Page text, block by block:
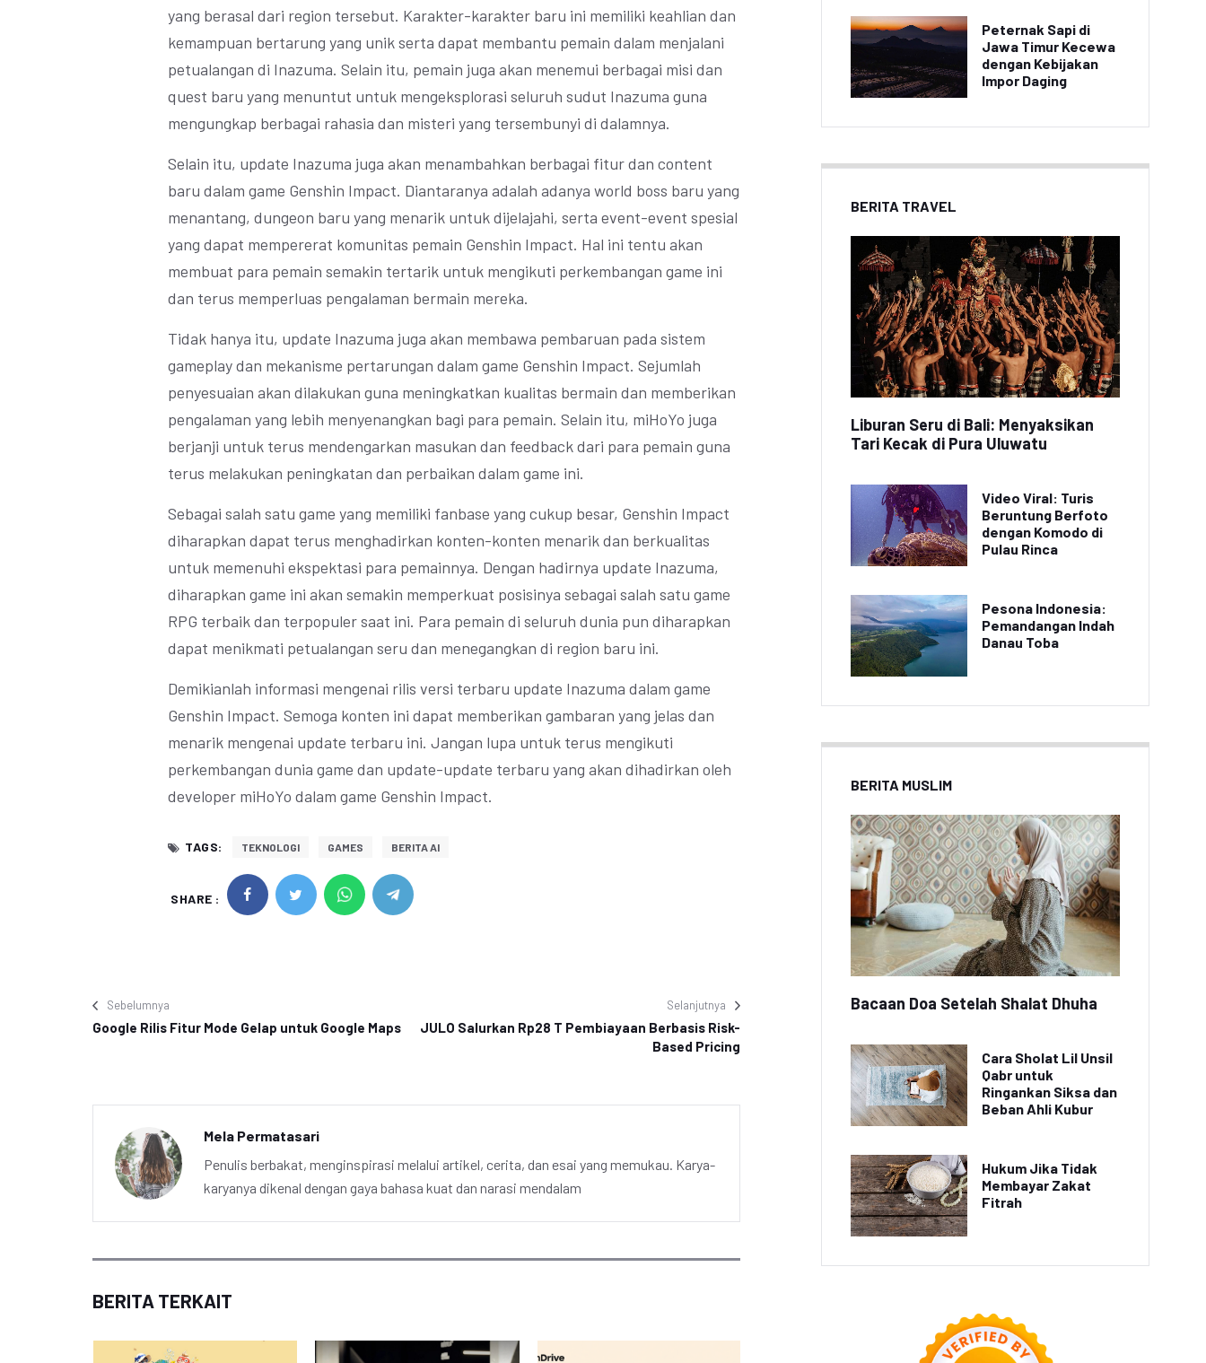
yang berasal dari region tersebut. Karakter-karakter baru ini memiliki keahlian dan
kemampuan bertarung yang unik serta dapat membantu pemain dalam menjalani
petualangan di Inazuma. Selain itu, pemain juga akan menemui berbagai misi dan
quest baru yang menuntut untuk mengeksplorasi seluruh sudut Inazuma guna
mengungkap berbagai rahasia dan misteri yang tersembunyi di dalamnya.
Selain itu, update Inazuma juga akan menambahkan berbagai fitur dan content
baru dalam game Genshin Impact. Diantaranya adalah adanya world boss baru yang
menantang, dungeon baru yang menarik untuk dijelajahi, serta event-event spesial
yang dapat mempererat komunitas pemain Genshin Impact. Hal ini tentu akan
membuat para pemain semakin tertarik untuk mengikuti perkembangan game ini
dan terus memperluas pengalaman bermain mereka.
Tidak hanya itu, update Inazuma juga akan membawa pembaruan pada sistem
gameplay dan mekanisme pertarungan dalam game Genshin Impact. Sejumlah
penyesuaian akan dilakukan guna meningkatkan kualitas bermain dan memberikan
pengalaman yang lebih menyenangkan bagi para pemain. Selain itu, miHoYo juga
berjanji untuk terus mendengarkan masukan dan feedback dari para pemain guna
terus melakukan peningkatan dan perbaikan dalam game ini.
Sebagai salah satu game yang memiliki fanbase yang cukup besar, Genshin Impact
diharapkan dapat terus menghadirkan konten-konten menarik dan berkualitas
untuk memenuhi ekspektasi para pemainnya. Dengan hadirnya update Inazuma,
diharapkan game ini akan semakin memperkuat posisinya sebagai salah satu game
RPG terbaik dan terpopuler saat ini. Para pemain di seluruh dunia pun diharapkan
dapat menikmati petualangan seru dan menegangkan di region baru ini.
Demikianlah informasi mengenai rilis versi terbaru update Inazuma dalam game
Genshin Impact. Semoga konten ini dapat memberikan gambaran yang jelas dan
menarik mengenai update terbaru ini. Jangan lupa untuk terus mengikuti
perkembangan dunia game dan update-update terbaru yang akan dihadirkan oleh
developer miHoYo dalam game Genshin Impact.
TAGS: TEKNOLOGI GAMES BERITA AI
SHARE :
Sebelumnya
Google Rilis Fitur Mode Gelap untuk Google Maps
Selanjutnya
JULO Salurkan Rp28 T Pembiayaan Berbasis Risk-
Based Pricing
Mela Permatasari
Penulis berbakat, menginspirasi melalui artikel, cerita, dan esai yang memukau. Karya-
karyanya dikenal dengan gaya bahasa kuat dan narasi mendalam
BERITA TERKAIT
Peternak Sapi di
Jawa Timur Kecewa
dengan Kebijakan
Impor Daging
BERITA TRAVEL
Liburan Seru di Bali: Menyaksikan
Tari Kecak di Pura Uluwatu
Video Viral: Turis
Beruntung Berfoto
dengan Komodo di
Pulau Rinca
Pesona Indonesia:
Pemandangan Indah
Danau Toba
BERITA MUSLIM
Bacaan Doa Setelah Shalat Dhuha
Cara Sholat Lil Unsil
Qabr untuk
Ringankan Siksa dan
Beban Ahli Kubur
Hukum Jika Tidak
Membayar Zakat
Fitrah